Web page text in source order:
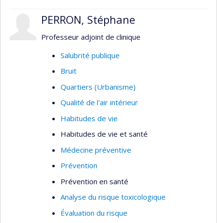
PERRON, Stéphane
Professeur adjoint de clinique
Salubrité publique
Bruit
Quartiers (Urbanisme)
Qualité de l'air intérieur
Habitudes de vie
Habitudes de vie et santé
Médecine préventive
Prévention
Prévention en santé
Analyse du risque toxicologique
Évaluation du risque